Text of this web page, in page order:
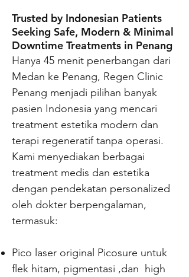
Trusted by Indonesian Patients
Seeking Safe, Modern & Minimal
Downtime Treatments in Penang
Hanya 45 menit penerbangan dari
Medan ke Penang, Regen Clinic
Penang menjadi pilihan banyak
pasien Indonesia yang mencari
treatment estetika modern dan
terapi regeneratif tanpa operasi.
Kami menyediakan berbagai
treatment medis dan estetika
dengan pendekatan personalized
oleh dokter berpengalaman,
termasuk:
Pico laser original Picosure untuk
flek hitam, pigmentasi ,dan high